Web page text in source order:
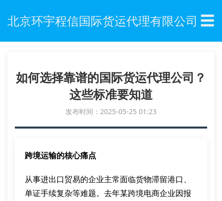
北京环宇程信国际货运代理有限公司 ☰
如何选择靠谱的国际货运代理公司？
这些标准要知道
发布时间：2025-05-25 01:23
跨境运输的核心痛点
从事进出口贸易的企业主常面临货物滞留港口、
单证手续复杂等难题。去年某跨境电商企业因报